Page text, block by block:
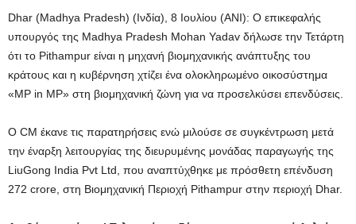
Dhar (Madhya Pradesh) (Ινδία), 8 Ιουλίου (ANI): Ο επικεφαλής
υπουργός της Madhya Pradesh Mohan Yadav δήλωσε την Τετάρτη
ότι το Pithampur είναι η μηχανή βιομηχανικής ανάπτυξης του
κράτους και η κυβέρνηση χτίζει ένα ολοκληρωμένο οικοσύστημα
«MP in MP» στη βιομηχανική ζώνη για να προσελκύσει επενδύσεις.
Ο CM έκανε τις παρατηρήσεις ενώ μιλούσε σε συγκέντρωση μετά
την έναρξη λειτουργίας της διευρυμένης μονάδας παραγωγής της
LiuGong India Pvt Ltd, που αναπτύχθηκε με πρόσθετη επένδυση
272 crore, στη Βιομηχανική Περιοχή Pithampur στην περιοχή Dhar.